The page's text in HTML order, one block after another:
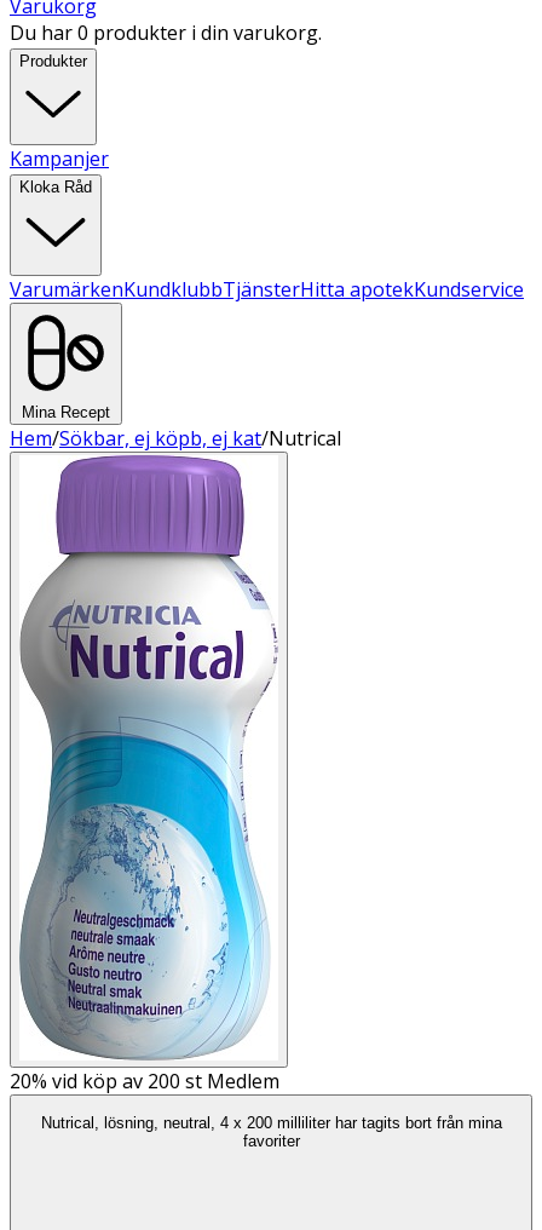
Varukorg
Du har 0 produkter i din varukorg.
Produkter
Kampanjer
Kloka Råd
VarumärkenKundklubbTjänsterHitta apotekKundservice
Mina Recept
Hem/Sökbar, ej köpb, ej kat/Nutrical
20% vid köp av 200 st Medlem
Nutrical, lösning, neutral, 4 x 200 milliliter har tagits bort från mina
favoriter